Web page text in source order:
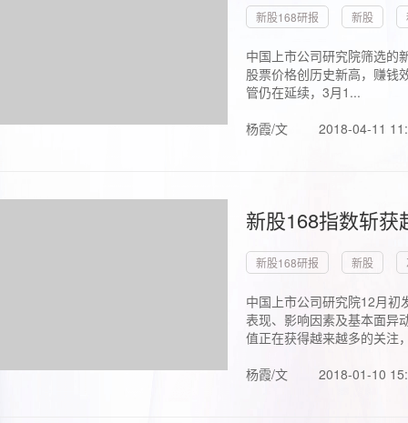
新股168研报 新股
中国上市公司研究院筛选的
股票价格创历史新高，赚钱
管仍在延续，3月1...
杨霞/文
2018-04-11
新股168指数斩
新股168研报 新股
中国上市公司研究院12月初
表现、影响因素及基本面异
值正在获得越来越多的关注
杨霞/文
2018-01-10